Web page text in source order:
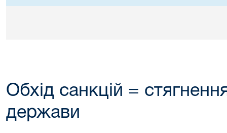
Обхід санкцій =
держави